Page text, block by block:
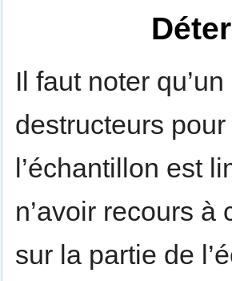
Il faut noter
destructeurs
l’échantillon est
n’avoir recours à
sur la partie de